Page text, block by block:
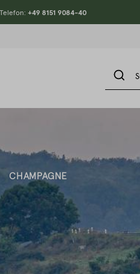
+49 8151 9084-40
CHAMPAGNE